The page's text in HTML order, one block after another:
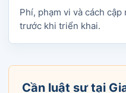
Phí, phạm vi và cách
trước khi triển khai.
Cần luật sư tại